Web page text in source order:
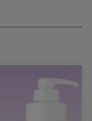
Avocadoöl sorgt
wird. Wella
für dein Haar Die
geeignete Färbeschale